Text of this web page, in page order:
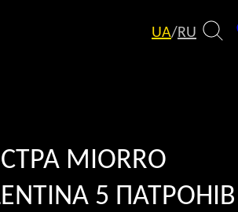
UA/RU
MIORRO
5 ПАТРОНІВ